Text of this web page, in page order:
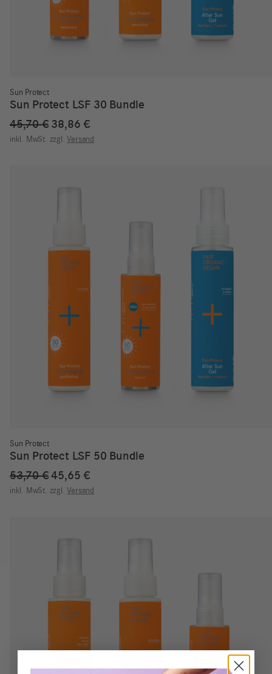
Sun Protect
Sun Protect LSF 30 Bundle
45,70€ Ursprünglicher
Preis
38,86€Aktueller
Preis
inkl. MwSt. zzgl. Versand
Sun Protect
Sun Protect LSF 50 Bundle
53,70€ Ursprünglicher
Preis
45,65€Aktueller
Preis
inkl. MwSt. zzgl. Versand